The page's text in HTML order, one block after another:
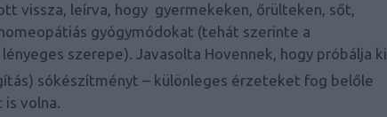
vissza, leírva, hogy gyermekeken, őrülteken, sőt,
gyógymódokat (tehát szerinte a
szerepe). Javasolta Hovennek, hogy próbálja ki
sókészítményt – különleges érzeteket fog belőle
volna.